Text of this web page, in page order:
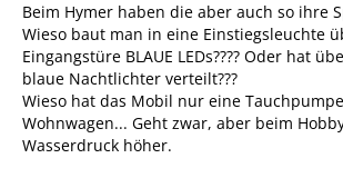
Beim Hymer haben die aber auch so ihre
Wieso baut man in eine Einstiegsleuchte
Eingangstüre BLAUE LEDs???? Oder hat
blaue Nachtlichter verteilt???
Wieso hat das Mobil nur eine
Wohnwagen... Geht zwar, aber beim
Wasserdruck höher.